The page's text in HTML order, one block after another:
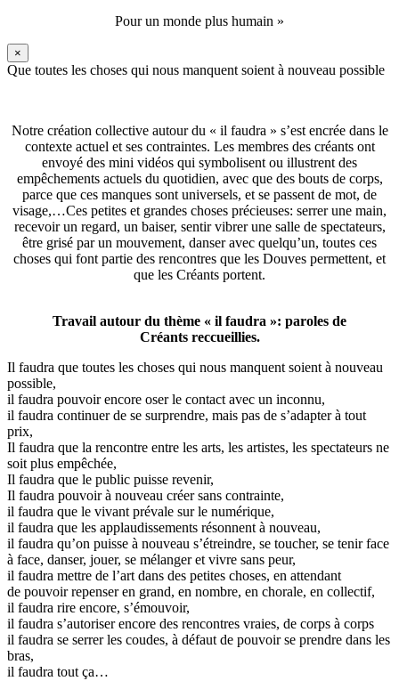
Pour un monde plus humain »
×
Que toutes les choses qui nous manquent soient à nouveau possible
Notre création collective autour du « il faudra » s’est encrée dans le
contexte actuel et ses contraintes. Les membres des créants ont
envoyé des mini vidéos qui symbolisent ou illustrent des
empêchements actuels du quotidien, avec que des bouts de corps,
parce que ces manques sont universels, et se passent de mot, de
visage,…Ces petites et grandes choses précieuses: serrer une main,
recevoir un regard, un baiser, sentir vibrer une salle de spectateurs,
être grisé par un mouvement, danser avec quelqu’un, toutes ces
choses qui font partie des rencontres que les Douves permettent, et
que les Créants portent.
Travail autour du thème « il faudra »: paroles de
Créants reccueillies.
Il faudra que toutes les choses qui nous manquent soient à nouveau
possible,
il faudra pouvoir encore oser le contact avec un inconnu,
il faudra continuer de se surprendre, mais pas de s’adapter à tout
prix,
Il faudra que la rencontre entre les arts, les artistes, les spectateurs ne
soit plus empêchée,
Il faudra que le public puisse revenir,
Il faudra pouvoir à nouveau créer sans contrainte,
il faudra que le vivant prévale sur le numérique,
il faudra que les applaudissements résonnent à nouveau,
il faudra qu’on puisse à nouveau s’étreindre, se toucher, se tenir face
à face, danser, jouer, se mélanger et vivre sans peur,
il faudra mettre de l’art dans des petites choses, en attendant
de pouvoir repenser en grand, en nombre, en chorale, en collectif,
il faudra rire encore, s’émouvoir,
il faudra s’autoriser encore des rencontres vraies, de corps à corps
il faudra se serrer les coudes, à défaut de pouvoir se prendre dans les
bras,
il faudra tout ça…